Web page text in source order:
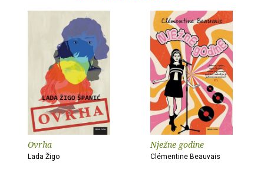
Ovrha
Lada Žigo
Nježne godine
Clémentine Beauvais